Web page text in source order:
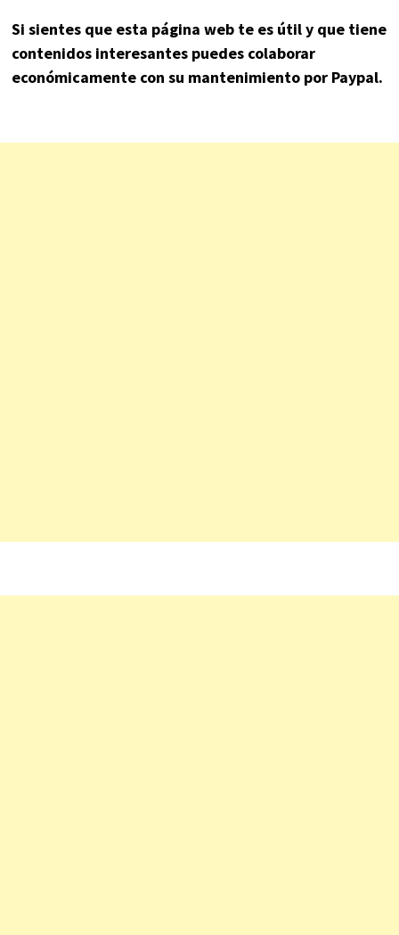
Si sientes que esta página web te es útil y que tiene
contenidos interesantes puedes colaborar
económicamente con su mantenimiento por Paypal.